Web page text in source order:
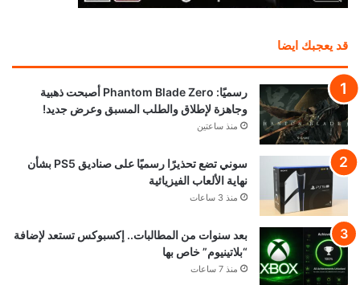
قد يعجبك ايضا
رسميًا: Phantom Blade Zero أصبحت ذهبية
وجاهزة لإطلاق والطلب المسبق وعرض جديد!
منذ ساعتين
سوني تضع تحذيرًا رسميًا على صناديق PS5 بشأن
نهاية الألعاب الفيزيائية
منذ 3 ساعات
بعد سنوات من المطالبات.. إكسبوكس تستعد لإضافة
“بلاتينيوم” خاص بها
منذ 7 ساعات